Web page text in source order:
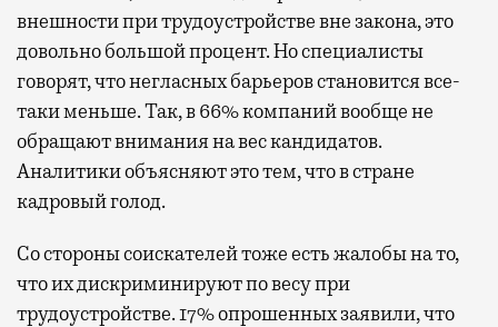
внешности при трудоустройстве вне закона, это
довольно большой процент. Но специалисты
говорят, что негласных барьеров становится все-
таки меньше. Так, в 66% компаний вообще не
обращают внимания на вес кандидатов.
Аналитики объясняют это тем, что в стране
кадровый голод.
Со стороны соискателей тоже есть жалобы на то,
что их дискриминируют по весу при
трудоустройстве. 17% опрошенных заявили, что